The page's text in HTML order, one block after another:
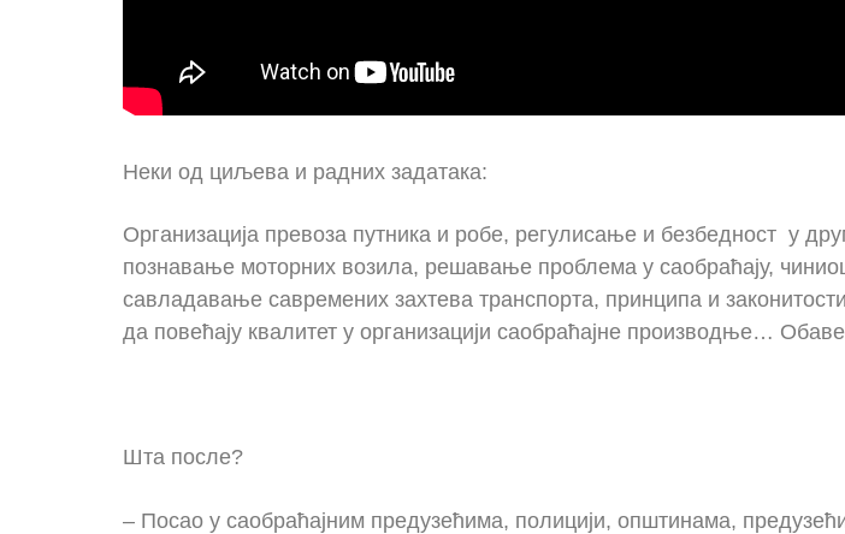
Неки од циљева и радних задатака:
Oрганизацијa превоза путника и робе, регулисање и безбедност у
познавање моторних возила, решавање проблема у саобраћају,
савладавање савремених захтева транспорта, принципа и
да повећају квалитет у организацији саобраћајне производње…
Шта после?
– Посао у саобраћајним предузећима, полицији, општинама,